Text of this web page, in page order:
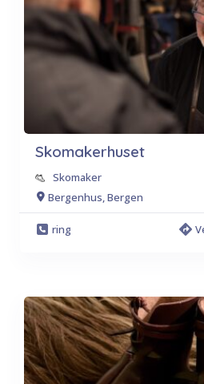
Skomakerhuset
Skomaker
Bergenhus, Bergen
ring